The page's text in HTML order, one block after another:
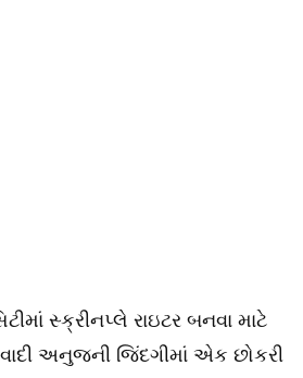
સ્ક્રીનપ્લે રાઇટર બનવા માટે
અનુજની જિંદગીમાં એક છોકરી